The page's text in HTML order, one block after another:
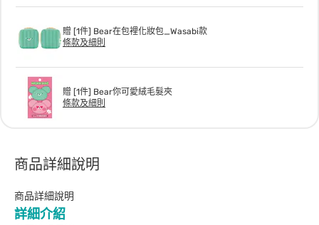
贈 [1件] Bear在包裡化妝包_Wasabi款
條款及細則
贈 [1件] Bear你可愛絨毛髮夾
條款及細則
商品詳細說明
商品詳細說明
詳細介紹